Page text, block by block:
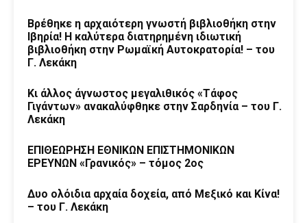
Βρέθηκε η αρχαιότερη γνωστή βιβλιοθήκη στην
Ιβηρία! Η καλύτερα διατηρημένη ιδιωτική
βιβλιοθήκη στην Ρωμαϊκή Αυτοκρατορία! – του
Γ. Λεκάκη
Κι άλλος άγνωστος μεγαλιθικός «Τάφος
Γιγάντων» ανακαλύφθηκε στην Σαρδηνία – του Γ.
Λεκάκη
ΕΠΙΘΕΩΡΗΣΗ ΕΘΝΙΚΩΝ ΕΠΙΣΤΗΜΟΝΙΚΩΝ
ΕΡΕΥΝΩΝ «Γρανικός» – τόμος 2ος
Δυο ολόιδια αρχαία δοχεία, από Μεξικό και Κίνα!
– του Γ. Λεκάκη